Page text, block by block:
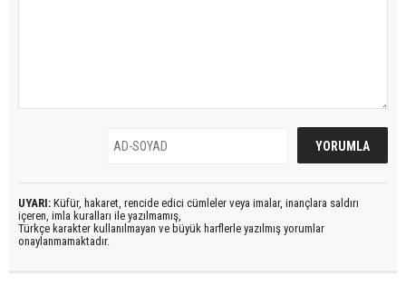
UYARI: Küfür, hakaret, rencide edici cümleler veya imalar, inançlara saldırı
içeren, imla kuralları ile yazılmamış,
Türkçe karakter kullanılmayan ve büyük harflerle yazılmış yorumlar
onaylanmamaktadır.